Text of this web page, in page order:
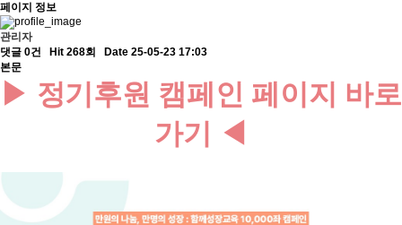
페이지 정보
관리자
댓글 0건
Hit 268회
Date 25-05-23 17:03
본문
▶ 정기후원 캠페인 페이지 바로
가기 ◀